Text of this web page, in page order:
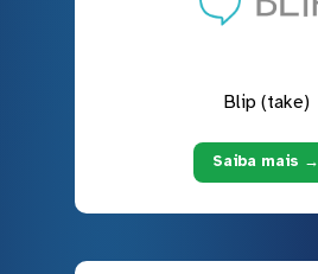
Blip (take)
Saiba mais →